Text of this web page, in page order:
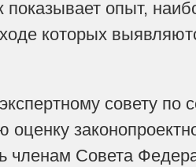
показывает опыт,
которых
совету
членам Совета